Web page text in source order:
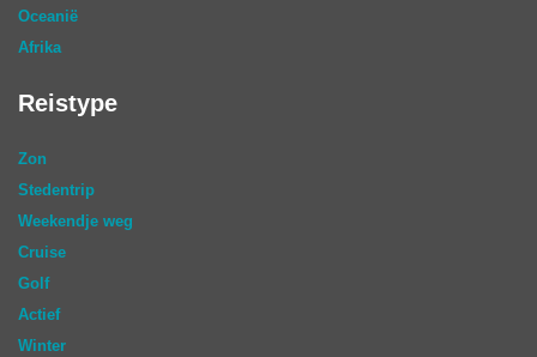
Oceanië
Afrika
Reistype
Zon
Stedentrip
Weekendje weg
Cruise
Golf
Actief
Winter